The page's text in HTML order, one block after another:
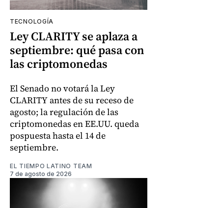
TECNOLOGÍA
Ley CLARITY se aplaza a
septiembre: qué pasa con
las criptomonedas
El Senado no votará la Ley
CLARITY antes de su receso de
agosto; la regulación de las
criptomonedas en EE.UU. queda
pospuesta hasta el 14 de
septiembre.
EL TIEMPO LATINO TEAM
7 de agosto de 2026